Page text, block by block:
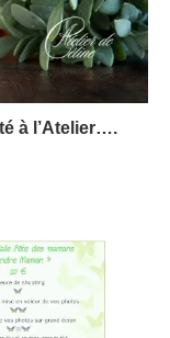
à l’Atelier….